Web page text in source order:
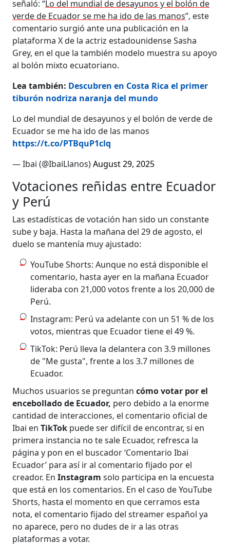
señaló: “Lo del mundial de desayunos y el bolón de
verde de Ecuador se me ha ido de las manos”, este
comentario surgió ante una publicación en la
plataforma X de la actriz estadounidense Sasha
Grey, en el que la también modelo muestra su apoyo
al bolón mixto ecuatoriano.
Lea también: Descubren en Costa Rica el primer
tiburón nodriza naranja del mundo
Lo del mundial de desayunos y el bolón de verde de
Ecuador se me ha ido de las manos
https://t.co/PTBquP1clq
— Ibai (@IbaiLlanos)August 29, 2025
Votaciones reñidas entre Ecuador
y Perú
Las estadísticas de votación han sido un constante
sube y baja. Hasta la mañana del 29 de agosto, el
duelo se mantenía muy ajustado:
YouTube Shorts: Aunque no está disponible el
comentario, hasta ayer en la mañana Ecuador
lideraba con 21,000 votos frente a los 20,000 de
Perú.
Instagram: Perú va adelante con un 51 % de los
votos, mientras que Ecuador tiene el 49 %.
TikTok: Perú lleva la delantera con 3.9 millones
de "Me gusta", frente a los 3.7 millones de
Ecuador.
Muchos usuarios se preguntancómo votar por el
encebollado de Ecuador, pero debido a la enorme
cantidad de interacciones, el comentario oficial de
Ibai enTikTok puede ser difícil de encontrar, si en
primera instancia no te sale Ecuador, refresca la
página y pon en el buscador ‘Comentario Ibai
Ecuador’ para así ir al comentario fijado por el
creador. EnInstagram solo participa en la encuesta
que está en los comentarios. En el caso de YouTube
Shorts, hasta el momento en que cerramos esta
nota, el comentario fijado del streamer español ya
no aparece, pero no dudes de ir a las otras
plataformas a votar.